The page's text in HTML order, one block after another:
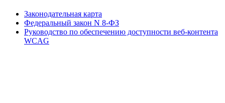
Законодательная карта
Федеральный закон N 8-ФЗ
Руководство по обеспечению доступности веб-контента
WCAG